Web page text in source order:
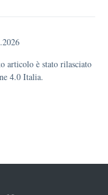
articolo è stato rilasciato
4.0 Italia.